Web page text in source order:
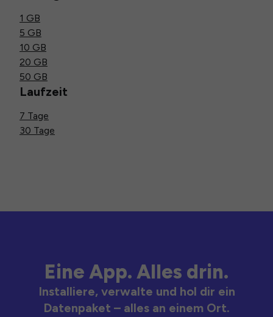
1 GB
5 GB
10 GB
20 GB
50 GB
Laufzeit
7 Tage
30 Tage
Eine App. Alles drin.
Installiere, verwalte und hol dir ein
Datenpaket – alles an einem Ort.